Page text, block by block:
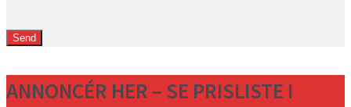
ANNONCÉR HER – SE PRISLISTE I